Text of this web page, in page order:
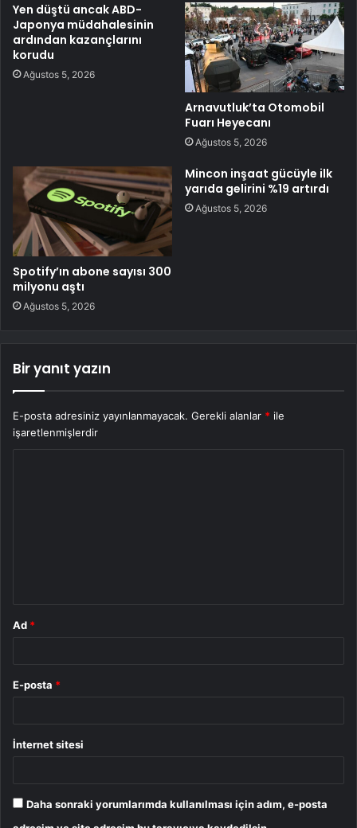
Yen düştü ancak ABD-
Japonya müdahalesinin
ardından kazançlarını
korudu
Ağustos 5, 2026
Arnavutluk’ta Otomobil
Fuarı Heyecanı
Ağustos 5, 2026
Spotify’ın abone sayısı 300
milyonu aştı
Ağustos 5, 2026
Mincon inşaat gücüyle ilk
yarıda gelirini %19 artırdı
Ağustos 5, 2026
Bir yanıt yazın
E-posta adresiniz yayınlanmayacak. Gerekli alanlar * ile
işaretlenmişlerdir
Ad *
E-posta *
İnternet sitesi
Daha sonraki yorumlarımda kullanılması için adım, e-posta